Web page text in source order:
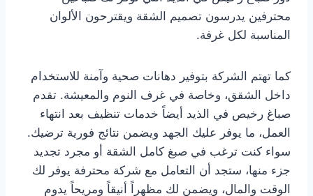
محترفين يدرسون تصميم الشقة ويقترحون الألوان
المناسبة لكل غرفة.
كما تهتم الشركة بتوفير دهانات صحية وآمنة للاستخدام
داخل الشقق، وخاصة في غرف النوم والمعيشة. تقدم
صباغ رخيص في الذيد أيضاً خدمات تنظيف بعد انتهاء
العمل، ما يوفر عليك الجهد ويضمن نتائج فورية ترضيك.
سواء كنت ترغب في صبغ كامل الشقة أو مجرد تجديد
جزء منها، ستجد أن التعامل مع شركة محترفة يوفر لك
الوقت والمال، ويضمن لك مظهراً أنيقاً ومريحاً يدوم